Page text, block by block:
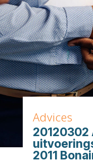
Advices
20120302
2011